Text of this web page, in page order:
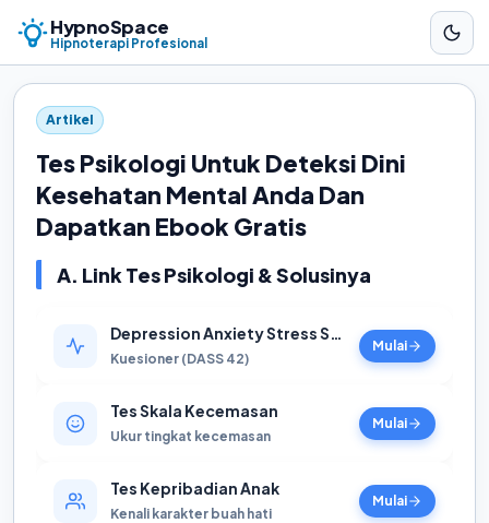
HypnoSpace
Hipnoterapi Profesional
Artikel
Tes Psikologi Untuk Deteksi Dini
Kesehatan Mental Anda Dan
Dapatkan Ebook Gratis
A. Link Tes Psikologi & Solusinya
Depression Anxiety Stress Scales
Kuesioner (DASS 42)
Mulai
Tes Skala Kecemasan
Ukur tingkat kecemasan
Mulai
Tes Kepribadian Anak
Kenali karakter buah hati
Mulai